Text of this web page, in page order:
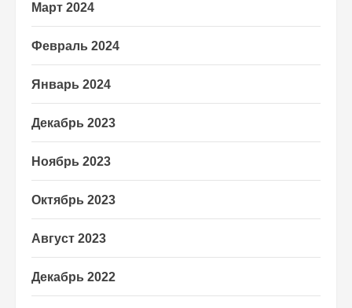
Март 2024
Февраль 2024
Январь 2024
Декабрь 2023
Ноябрь 2023
Октябрь 2023
Август 2023
Декабрь 2022